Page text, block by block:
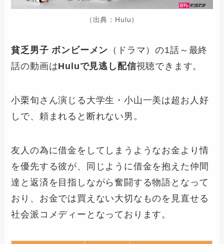
（出典：Hulu）
貧乏男子 ボンビーメン
（ドラマ）の1話～最終
話の動画はHuluで見逃し配信視聴できます。
小栗旬さん演じる大学生・小山一美は超お人好
しで、頼まれると断れない男。
友人の為に借金をしてしまうようなお金より情
を優先する彼が、同じように借金を抱えた仲間
達と返済を目指しながら奮闘する物語となって
おり、お金では買えない大切なものを見直せる
社会派コメディーとなっております。